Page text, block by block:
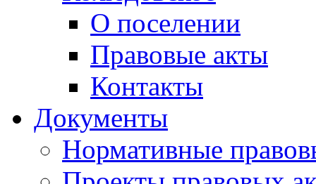
О поселении
Правовые акты
Контакты
Документы
Нормативные